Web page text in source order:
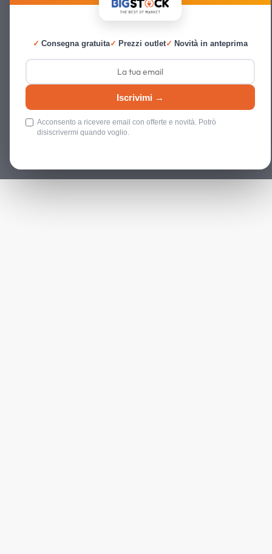
✓ Consegna gratuita✓ Prezzi outlet✓ Novità in anteprima
Iscrivimi →
Acconsento a ricevere email con offerte e novità. Potrò
disiscrivermi quando voglio.